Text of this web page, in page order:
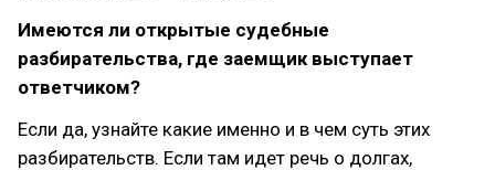
Имеются ли открытые судебные
разбирательства, где заемщик выступает
ответчиком?
Если да, узнайте какие именно и в чем суть этих
разбирательств. Если там идет речь о долгах,